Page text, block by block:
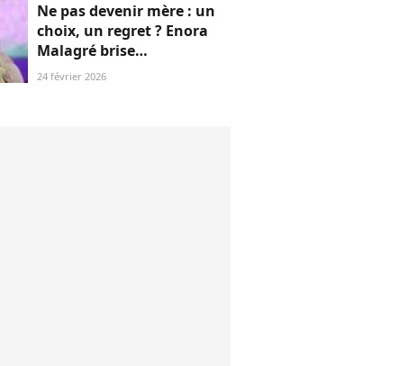
Ne pas devenir mère : un
choix, un regret ? Enora
Malagré brise
courageusement un tabou
24 février 2026